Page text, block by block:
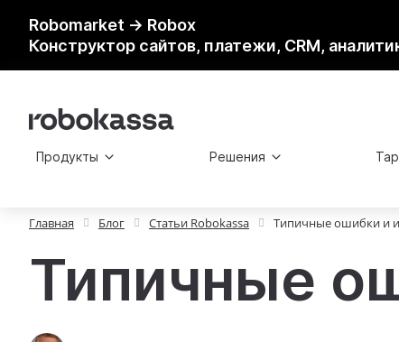
Robomarket → Robox
Конструктор сайтов, платежи, CRM,
Продукты Решения
Главная Блог Статьи Robokassa Типичные ошибки и
Типичные